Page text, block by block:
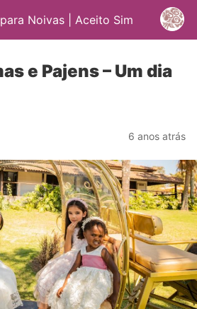
Noivas | Aceito Sim
e Pajens – Um dia
6 anos atrás